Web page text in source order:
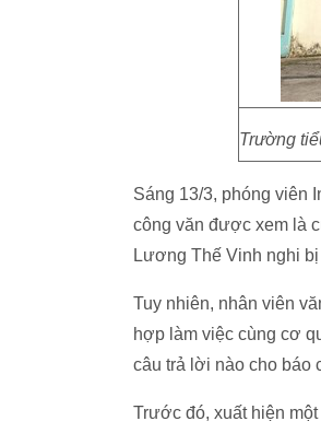
Trường
Sáng 13/3, phóng viên
công văn được xem là
Lương Thế Vinh nghi
Tuy nhiên, nhân viên
hợp làm việc cùng cơ
câu trả lời nào cho báo
Trước đó, xuất hiện